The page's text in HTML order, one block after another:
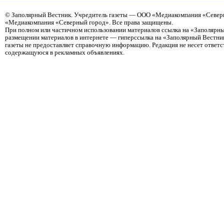
© Заполярный Вестник. Учредитель газеты — ООО «Медиакомпания
«Медиакомпания «Северный город». Все права защищены.
При полном или частичном использовании материалов ссылка на
размещении материалов в интернете — гиперссылка на «Заполярный
газеты не предоставляет справочную информацию. Редакция не несет
содержащуюся в рекламных объявлениях.